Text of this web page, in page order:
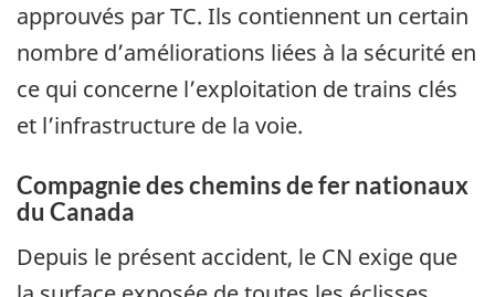
approuvés par TC. Ils contiennent un certain
nombre d’améliorations liées à la sécurité en
ce qui concerne l’exploitation de trains clés
et l’infrastructure de la voie.
Compagnie des chemins de fer nationaux
du Canada
Depuis le présent accident, le CN exige que